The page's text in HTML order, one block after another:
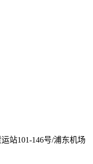
站101-146号/浦东机场